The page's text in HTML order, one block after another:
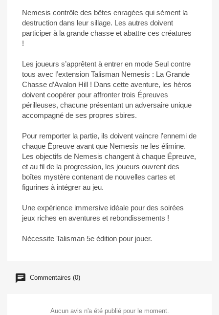
Nemesis contrôle des bêtes enragées qui sèment la
destruction dans leur sillage. Les autres doivent
participer à la grande chasse et abattre ces créatures
!
Les joueurs s’apprêtent à entrer en mode Seul contre
tous avec l’extension Talisman Nemesis : La Grande
Chasse d’Avalon Hill ! Dans cette aventure, les héros
doivent coopérer pour affronter trois Épreuves
périlleuses, chacune présentant un adversaire unique
accompagné de ses propres sbires.
Pour remporter la partie, ils doivent vaincre l’ennemi de
chaque Épreuve avant que Nemesis ne les élimine.
Les objectifs de Nemesis changent à chaque Épreuve,
et au fil de la progression, les joueurs ouvrent des
boîtes mystère contenant de nouvelles cartes et
figurines à intégrer au jeu.
Une expérience immersive idéale pour des soirées
jeux riches en aventures et rebondissements !
Nécessite Talisman 5e édition pour jouer.
Commentaires (0)
Aucun avis n'a été publié pour le moment.